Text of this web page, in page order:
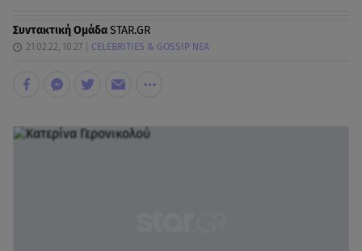
Συντακτική ΟμάδαSTAR.GR
21.02.22, 10:27 CELEBRITIES & GOSSIP ΝΕΑ